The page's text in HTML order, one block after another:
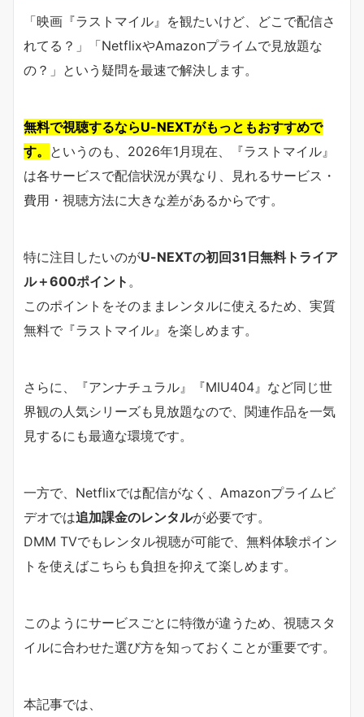
「映画『ラストマイル』を観たいけど、どこで配信さ
れてる？」「NetflixやAmazonプライムで見放題な
の？」という疑問を最速で解決します。
無料で視聴するならU-NEXTがもっともおすすめで
す。 というのも、2026年1月現在、『ラストマイル』
は各サービスで配信状況が異なり、見れるサービス・
費用・視聴方法に大きな差があるからです。
特に注目したいのがU-NEXTの初回31日無料トライア
ル＋600ポイント 。
このポイントをそのままレンタルに使えるため、実質
無料で『ラストマイル』を楽しめます。
さらに、『アンナチュラル』『MIU404』など同じ世
界観の人気シリーズも見放題なので、関連作品を一気
見するにも最適な環境です。
一方で、Netflixでは配信がなく、Amazonプライムビ
デオでは追加課金のレンタルが必要です。
DMM TVでもレンタル視聴が可能で、無料体験ポイン
トを使えばこちらも負担を抑えて楽しめます。
このようにサービスごとに特徴が違うため、視聴スタ
イルに合わせた選び方を知っておくことが重要です。
本記事では、